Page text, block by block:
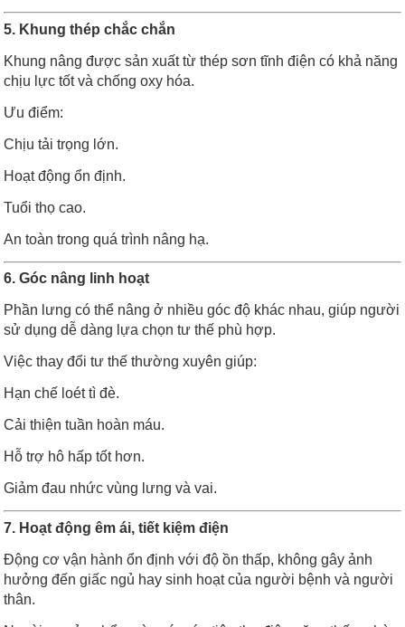
5. Khung thép chắc chắn
Khung nâng được sản xuất từ thép sơn tĩnh điện có khả năng
chịu lực tốt và chống oxy hóa.
Ưu điểm:
Chịu tải trọng lớn.
Hoạt động ổn định.
Tuổi thọ cao.
An toàn trong quá trình nâng hạ.
6. Góc nâng linh hoạt
Phần lưng có thể nâng ở nhiều góc độ khác nhau, giúp người
sử dụng dễ dàng lựa chọn tư thế phù hợp.
Việc thay đổi tư thế thường xuyên giúp:
Hạn chế loét tì đè.
Cải thiện tuần hoàn máu.
Hỗ trợ hô hấp tốt hơn.
Giảm đau nhức vùng lưng và vai.
7. Hoạt động êm ái, tiết kiệm điện
Động cơ vận hành ổn định với độ ồn thấp, không gây ảnh
hưởng đến giấc ngủ hay sinh hoạt của người bệnh và người
thân.